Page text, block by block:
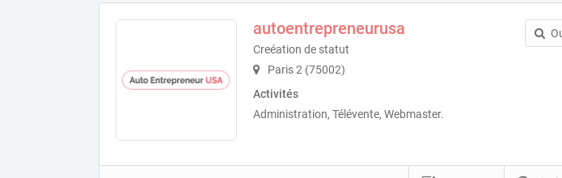
autoentrepreneurusa
Creéation de statut
Paris 2 (75002)
Activités
Administration, Télévente, Webmaster.